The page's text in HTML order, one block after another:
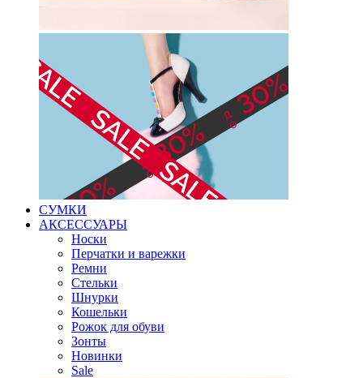
СУМКИ
АКСЕССУАРЫ
Носки
Перчатки и варежки
Ремни
Стельки
Шнурки
Кошельки
Рожок для обуви
Зонты
Новинки
Sale